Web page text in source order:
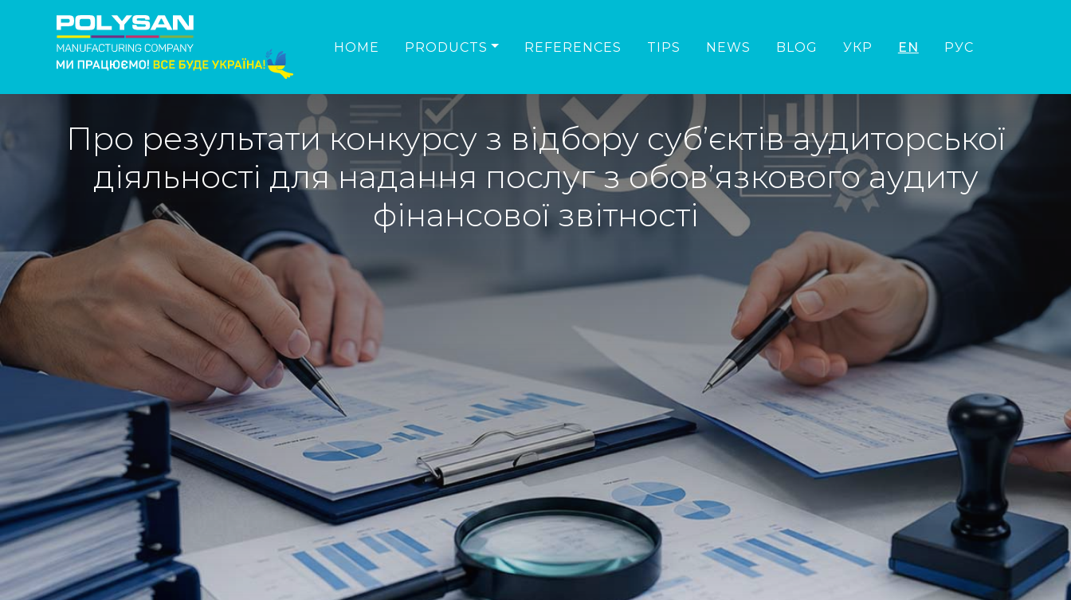
HOME PRODUCTS REFERENCES TIPS NEWS BLOG УКР EN РУС
Про результати конкурсу з відбору суб’єктів аудиторської
діяльності для надання послуг з обов’язкового аудиту
фінансової звітності